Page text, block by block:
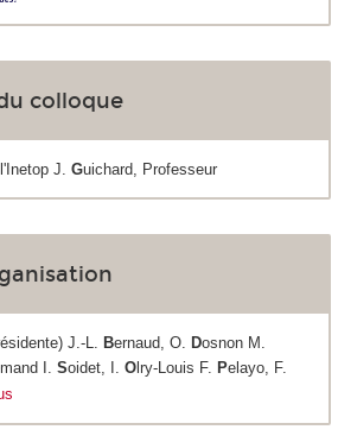
colloque
J. Guichard, Professeur
J.-L. Bernaud, O. Dosnon M.
I. Soidet, I. Olry-Louis F. Pelayo, F.